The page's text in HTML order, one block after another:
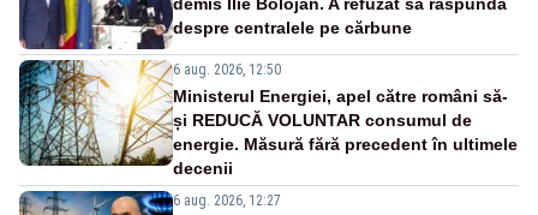
despre centralele pe cărbune
6 aug. 2026, 12:50
Ministerul Energiei, apel către români să-
și REDUCĂ VOLUNTAR consumul de
energie. Măsură fără precedent în ultimele
decenii
6 aug. 2026, 12:27